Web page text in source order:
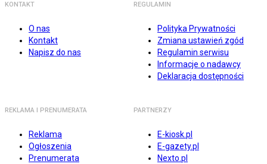
KONTAKT
O nas
Kontakt
Napisz do nas
REGULAMIN
Polityka Prywatności
Zmiana ustawień zgód
Regulamin serwisu
Informacje o nadawcy
Deklaracja dostępności
REKLAMA I PRENUMERATA
Reklama
Ogłoszenia
Prenumerata
PARTNERZY
E-kiosk.pl
E-gazety.pl
Nexto.pl